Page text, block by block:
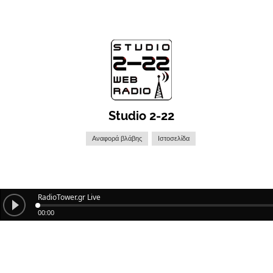
Studio 2-22
Αναφορά βλάβης Ιστοσελίδα
RadioTower.gr Live
00:00